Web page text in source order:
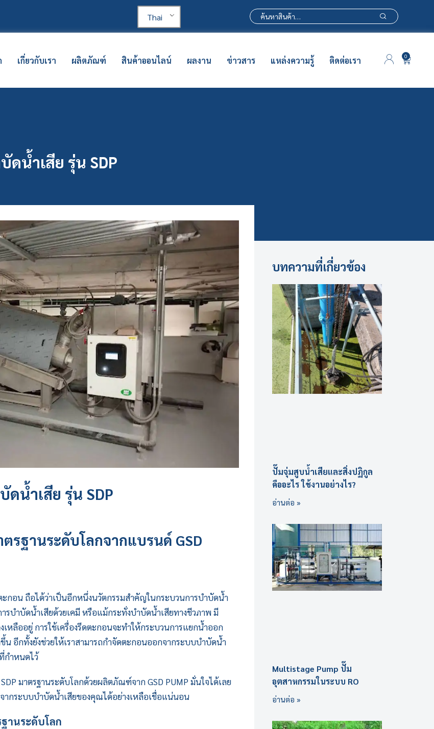
Thai
0
เกี่ยวกับเรา ผลิตภัณฑ์ สินค้าออนไลน์ ผลงาน ข่าวสาร แหล่งความรู้ ติดต่อเรา
น้ำเสีย รุ่น SDP
ดน้ำเสีย รุ่น SDP
ตรฐานระดับโลกจากแบรนด์ GSD
กอน ถือได้ว่าเป็นอีกหนึ่งนวัตกรรมสำคัญในกระบวนการบำบัดน้ำ
รบำบัดน้ำเสียด้วยเคมี หรือแม้กระทั่งบำบัดน้ำเสียทางชีวภาพ มี
หลืออยู่ การใช้เครื่องรีดตะกอนจะทำให้กระบวนการแยกน้ำออก
อีกทั้งยังช่วยให้เราสามารถกำจัดตะกอนออกจากระบบบำบัดน้ำ
กำหนดไว้
มาตรฐานระดับโลกด้วยผลิตภัณฑ์จากGSD PUMPมั่นใจได้เลย
กระบบบำบัดน้ำเสียของคุณได้อย่างเหลือเชื่อแน่นอน
านระดับโลก
บทความที่เกี่ยวข้อง
ปั๊มจุ่มสูบน้ำเสียและสิ่งปฏิกูล
คืออะไร ใช้งานอย่างไร?
อ่านต่อ »
Multistage Pump ปั๊ม
อุตสาหกรรมในระบบ RO
อ่านต่อ »